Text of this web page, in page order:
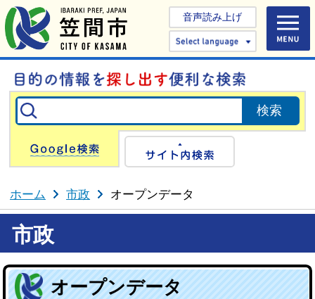
音声読み上げ
Select
Google検索
ホーム 市政 オープンデータ
市政
オープンデータ